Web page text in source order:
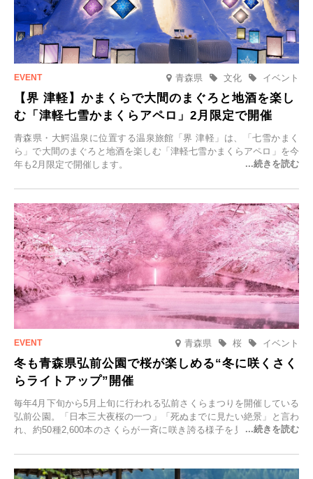
青森県 イベント
文化
【界 津軽】かまくらで大間のまぐろと地酒を楽し
む「津軽七雪かまくらアペロ」2月限定で開催
青森県・大鰐温泉に位置する温泉旅館「界 津軽」は、「七雪かまく
ら」で大間のまぐろと地酒を楽しむ「津軽七雪かまくらアペロ」を今
年も2月限定で開催します。
青森県 イベント
桜
冬も青森県弘前公園で桜が楽しめる“冬に咲くさく
らライトアップ”開催
毎年4月下旬から5月上旬に行われる弘前さくらまつりを開催している
弘前公園。「日本三大夜桜の一つ」「死ぬまでに見たい絶景」と言わ
れ、約50種2,600本のさくらが一斉に咲き誇る様子を見に、世界中か
日(月)～2026年2月28日(土)の期間、「冬に咲くさくらライトアップ」
を開催します。